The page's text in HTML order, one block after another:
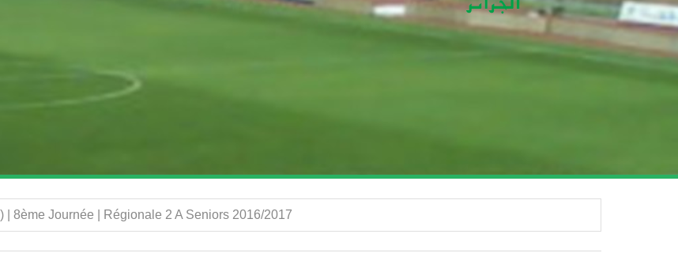
8ème Journée | Régionale 2 A Seniors 2016/2017